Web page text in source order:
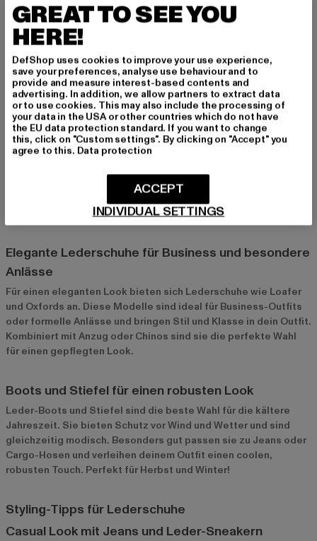
Zeit an die Form deines Fußes anzupassen, was den
Tragekomfort stetig erhöht. Je öfter du sie trägst, desto
bequemer werden sie. Leder ist ein natürliches Material, das
weicher wird und deinem Fuß eine individuelle Passform bietet
– perfekt für einen ganztägigen Komfort.
Top-Styles für Lederschuhe bei Def-Shop
Leder-Sneaker: Der Mix aus Komfort und Style
Leder-Sneakersind eine lässige und stylische Wahl für den
Eleganz von Leder und passen zu vielen Freizeit-Looks.
kombinieren und verleihen deinem Outfit eine edle Note.
Elegante Lederschuhe für Business und besondere
Anlässe
Für einen eleganten Look bieten sich Lederschuhe wie Loafer
und Oxfords an. Diese Modelle sind ideal für Business-Outfits
oder formelle Anlässe und bringen Stil und Klasse in dein Outfit.
Kombiniert mit Anzug oder Chinos sind sie die perfekte Wahl
für einen gepflegten Look.
Boots und Stiefel für einen robusten Look
Leder-Boots und Stiefel sind die beste Wahl für die kältere
Jahreszeit. Sie bieten Schutz vor Wind und Wetter und sind
gleichzeitig modisch. Besonders gut passen sie zu Jeans oder
Cargo-Hosen und verleihen deinem Outfit einen coolen,
robusten Touch. Perfekt für Herbst und Winter!
Styling-Tipps für Lederschuhe
Casual Look mit Jeans und Leder-Sneakern
GREAT TO SEE YOU
HERE!
DefShop uses cookies to improve your use experience,
save your preferences, analyse use behaviour and to
provide and measure interest-based contents and
advertising. In addition, we allow partners to extract data
or to use cookies. This may also include the processing of
your data in the USA or other countries which do not have
the EU data protection standard. If you want to change
this, click on "Custom settings". By clicking on "Accept" you
agree to this. Data protection
INDIVIDUAL SETTINGS
ACCEPT